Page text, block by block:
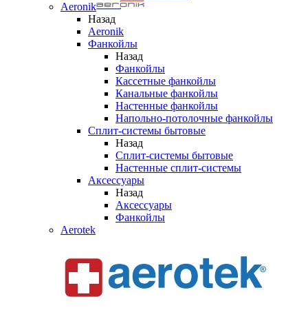
Aeronik
Назад
Aeronik
Фанкойлы
Назад
Фанкойлы
Кассетные фанкойлы
Канальные фанкойлы
Настенные фанкойлы
Напольно-потолочные фанкойлы
Сплит-системы бытовые
Назад
Сплит-системы бытовые
Настенные сплит-системы
Аксессуары
Назад
Аксессуары
Фанкойлы
Aerotek